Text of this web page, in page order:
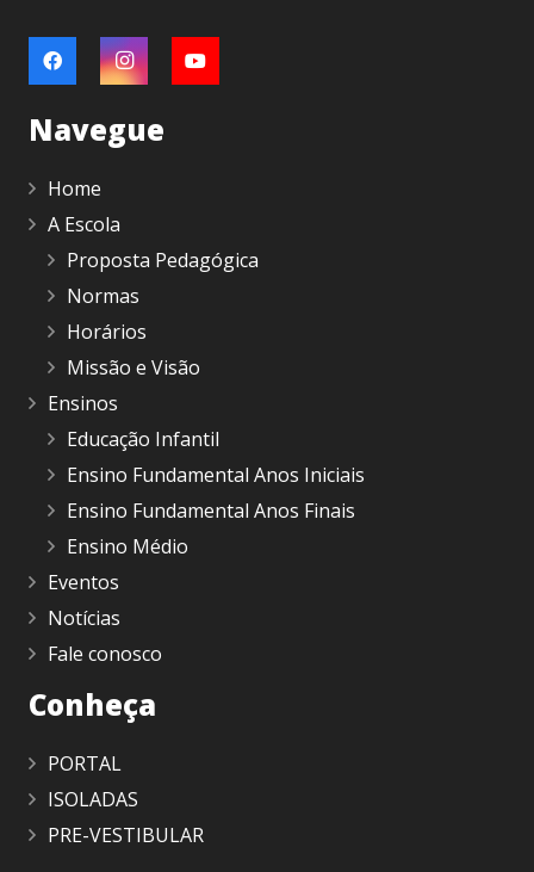
Navegue
Home
A Escola
Proposta Pedagógica
Normas
Horários
Missão e Visão
Ensinos
Educação Infantil
Ensino Fundamental Anos Iniciais
Ensino Fundamental Anos Finais
Ensino Médio
Eventos
Notícias
Fale conosco
Conheça
PORTAL
ISOLADAS
PRE-VESTIBULAR